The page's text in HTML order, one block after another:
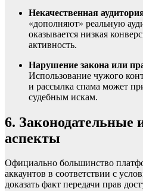
Некачественная
«дополняют» реальную
оказывается низкая
активность.
Нарушение закона или
Использование чужого
и рассылка спама может
судебным искам.
6. Законодательные
аспекты
Официально большинство
аккаунтов в соответствии с
доказать факт передачи прав